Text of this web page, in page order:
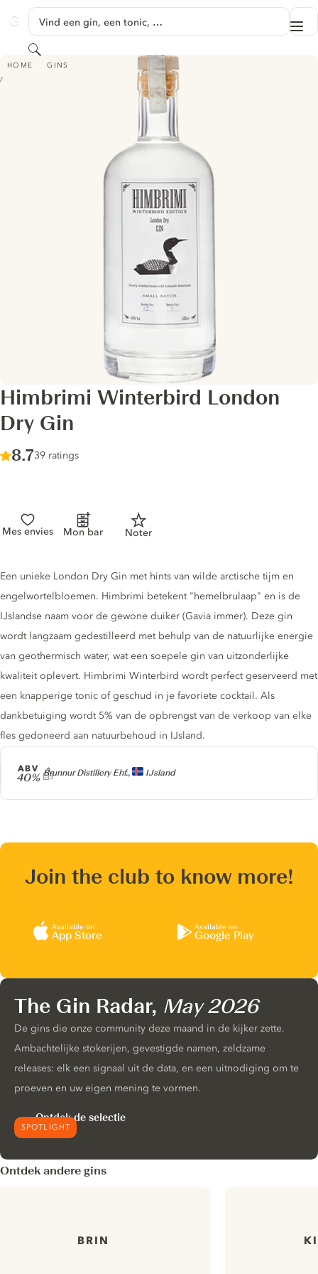
GINVENTORY
Vind een gin, een tonic, …
Zoeken
HOME GINS
HIMBRIMI WINTERBIRD LONDON DRY GIN
Himbrimi Winterbird London
Dry Gin
Score :
8.7/ 10
39 ratings
Mes envies Mon bar Noter
Producer
Brunnur Distillery Ehf., IJsland
ABV
40%
Gin description
Een unieke London Dry Gin met hints van wilde arctische tijm en
engelwortelbloemen. Himbrimi betekent "hemelbrulaap" en is de
IJslandse naam voor de gewone duiker (Gavia immer). Deze gin
wordt langzaam gedestilleerd met behulp van de natuurlijke energie
van geothermisch water, wat een soepele gin van uitzonderlijke
kwaliteit oplevert. Himbrimi Winterbird wordt perfect geserveerd met
een knapperige tonic of geschud in je favoriete cocktail. Als
dankbetuiging wordt 5% van de opbrengst van de verkoop van elke
fles gedoneerd aan natuurbehoud in IJsland.
Join the club to know more!
Available on
App Store
Available on
Google Play
SPOTLIGHT
The Gin Radar, May 2026
De gins die onze community deze maand in de kijker zette.
Ambachtelijke stokerijen, gevestigde namen, zeldzame
releases: elk een signaal uit de data, en een uitnodiging om te
proeven en uw eigen mening te vormen.
Ontdek de selectie
Ontdek andere gins
BRIN